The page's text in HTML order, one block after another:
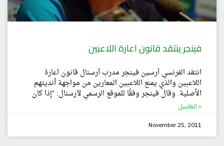
فينجر ينتقد قانون اعارة اللاعبين
انتقد الفرنسي آرسين فينجر مدرب آرسنال قانون اعارة
اللاعبين والذي يمنع اللاعبين المعارين من مواجهة أنديتهم
الأصلية. وقال فينجر وفقًا للموقع الرسمي لآرسنال: “إذا كان
التفاصيل »
November 25, 2011